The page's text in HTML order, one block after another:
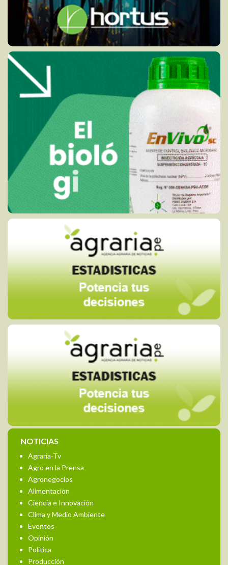
NOTICIAS
Agraria-Tv
Agro en la Prensa
Agronegocios
Alimentación
Ciencia e Innovación
Clima y Medio Ambiente
Eventos
Opinión
Política
Producción